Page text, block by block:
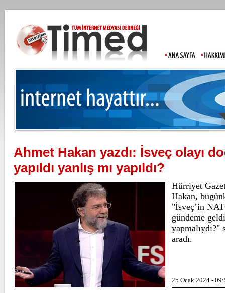
Ahmet Hakan yazdı: İsveç olayı
yapıldı yanlış mı yapıldı?
Hürriyet
Hakan,
"İsveç’in
gündeme
yapmalıydı?"
aradı.
25 Ocak 2024 -
Gülistan
Allah'tan